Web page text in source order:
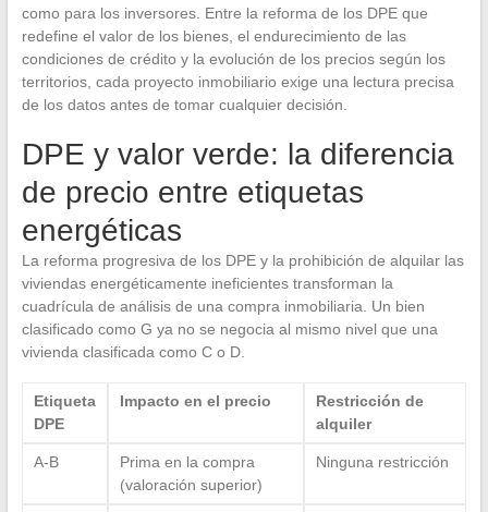
como para los inversores. Entre la reforma de los DPE que
redefine el valor de los bienes, el endurecimiento de las
condiciones de crédito y la evolución de los precios según los
territorios, cada proyecto inmobiliario exige una lectura precisa
de los datos antes de tomar cualquier decisión.
DPE y valor verde: la diferencia
de precio entre etiquetas
energéticas
La reforma progresiva de los DPE y la prohibición de alquilar las
viviendas energéticamente ineficientes transforman la
cuadrícula de análisis de una compra inmobiliaria. Un bien
clasificado como G ya no se negocia al mismo nivel que una
vivienda clasificada como C o D.
Etiqueta
DPE
Impacto en el precio
Restricción de
alquiler
A-B
Prima en la compra
(valoración superior)
Ninguna restricción